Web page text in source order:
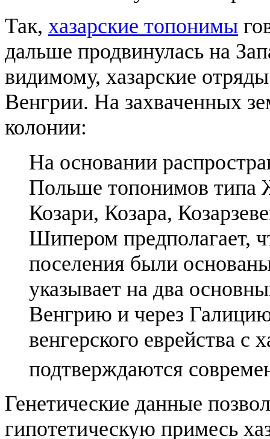
Так, хазарские топонимы
дальше продвинулась на
видимому, хазарские
Венгрии. На захваченных
колонии:
На основании
Польше топонимов
Козари, Козара,
Шипером предполагает,
поселения были
указывает на два
Венгрию и через
венгерского еврейства с
подтверждаются
Генетические данные
гипотетическую примесь